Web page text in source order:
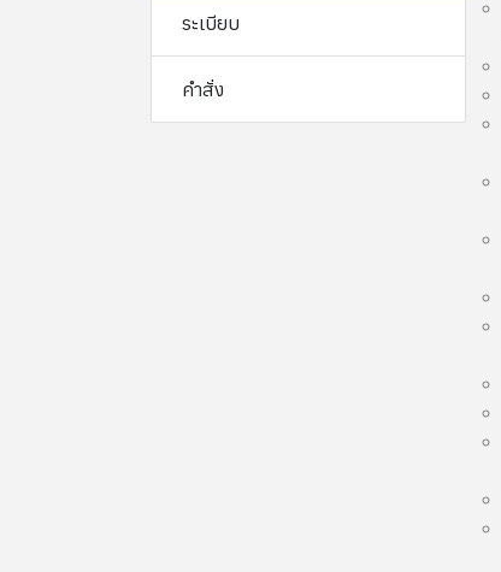
ระเบียบ
คำสั่ง